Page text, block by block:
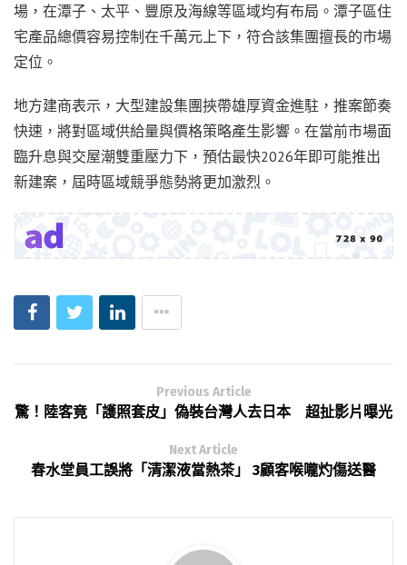
場，在潭子、太平、豐原及海線等區域均有布局。潭子區住
宅產品總價容易控制在千萬元上下，符合該集團擅長的市場
定位。
地方建商表示，大型建設集團挾帶雄厚資金進駐，推案節奏
快速，將對區域供給量與價格策略產生影響。在當前市場面
臨升息與交屋潮雙重壓力下，預估最快2026年即可能推出
新建案，屆時區域競爭態勢將更加激烈。
Previous Article
驚！陸客竟「護照套皮」偽裝台灣人去日本 超扯影片曝光
Next Article
春水堂員工誤將「清潔液當熱茶」 3顧客喉嚨灼傷送醫